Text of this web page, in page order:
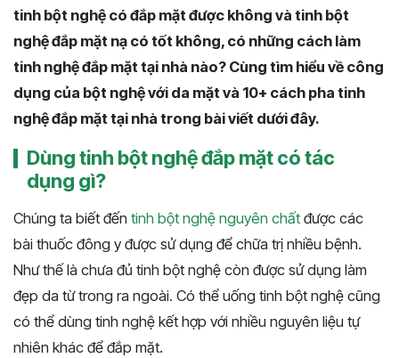
tinh bột nghệ có đắp mặt được không và tinh bột
nghệ đắp mặt nạ có tốt không, có những cách làm
tinh nghệ đắp mặt tại nhà nào? Cùng tìm hiểu về công
dụng của bột nghệ với da mặt và 10+ cách pha tinh
nghệ đắp mặt tại nhà trong bài viết dưới đây.
Dùng tinh bột nghệ đắp mặt có tác
dụng gì?
Chúng ta biết đến tinh bột nghệ nguyên chất được các
bài thuốc đông y được sử dụng để chữa trị nhiều bệnh.
Như thế là chưa đủ tinh bột nghệ còn được sử dụng làm
đẹp da từ trong ra ngoài. Có thể uống tinh bột nghệ cũng
có thể dùng tinh nghệ kết hợp với nhiều nguyên liệu tự
nhiên khác để đắp mặt.